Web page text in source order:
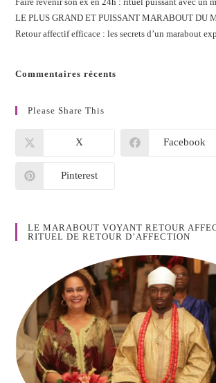
LE PLUS GRAND ET PUISSANT MARABOUT DU
Retour affectif efficace : les secrets d’un marabout
Commentaires récents
Please Share This
X Facebook
Pinterest
LE MARABOUT VOYANT RETOUR
RITUEL DE RETOUR D’AFFECTION